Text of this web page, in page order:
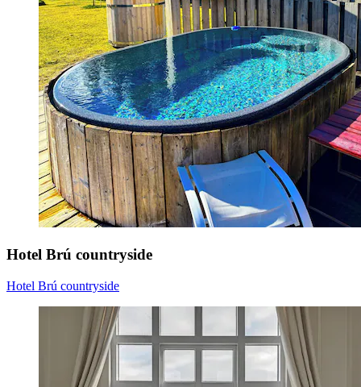
Hotel Brú countryside
Hotel Brú countryside